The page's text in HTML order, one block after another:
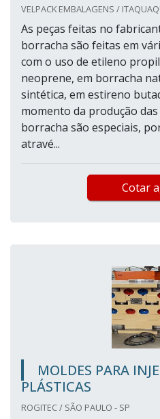
VELPACK EMBALAGENS /
As peças feitas no
borracha são feitas em
com o uso de etileno
neoprene, em borracha
sintética, em estireno
momento da produção das
borracha são especiais,
atravé...
Cotar
MOLDES PARA
PLÁSTICAS
ROGITEC / SÃO PAULO - SP